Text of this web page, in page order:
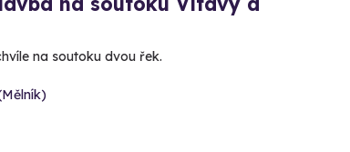
na soutoku dvou řek.